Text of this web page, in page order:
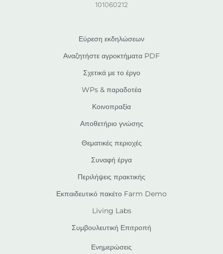
101060212
Εύρεση εκδηλώσεων
Αναζητήστε αγροκτήματα PDF
Σχετικά με το έργο
WPs & παραδοτέα
Κοινοπραξία
Αποθετήριο γνώσης
Θεματικές περιοχές
Συναφή έργα
Περιλήψεις πρακτικής
Εκπαιδευτικό πακέτο Farm Demo
Living Labs
Συμβουλευτική Επιτροπή
Ενημερώσεις